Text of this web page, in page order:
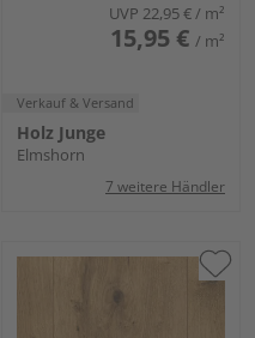
UVP 22,95 €/ m²
15,95 € / m²
Verkauf & Versand
Holz Junge
Elmshorn
7 weitere Händler